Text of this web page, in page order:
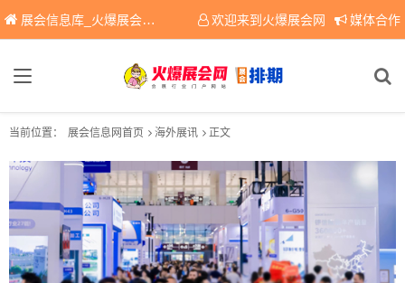
展会信息库_火爆展会网免费展会信息查询平台，提供专业会展服务！ 欢迎来到火爆展会网 媒体合作
当前位置： 展会信息网首页 海外展讯 正文